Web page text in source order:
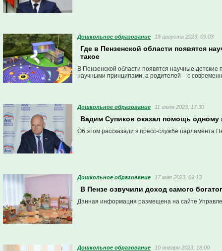
Дошкольное образование 18 августа 2023, 09:03
Где в Пензенской области появятся
такое
В Пензенской области появятся научные
научными принципами, а родителей – с
Дошкольное образование 11 июля 2023, 17:30
Вадим Супиков оказал помощь одному
Об этом рассказали в пресс-службе парламента
Дошкольное образование 17 мая 2023, 09:13
В Пензе озвучили доход самого
Данная информация размещена на сайте
Дошкольное образование 10 января 2023, 18:00